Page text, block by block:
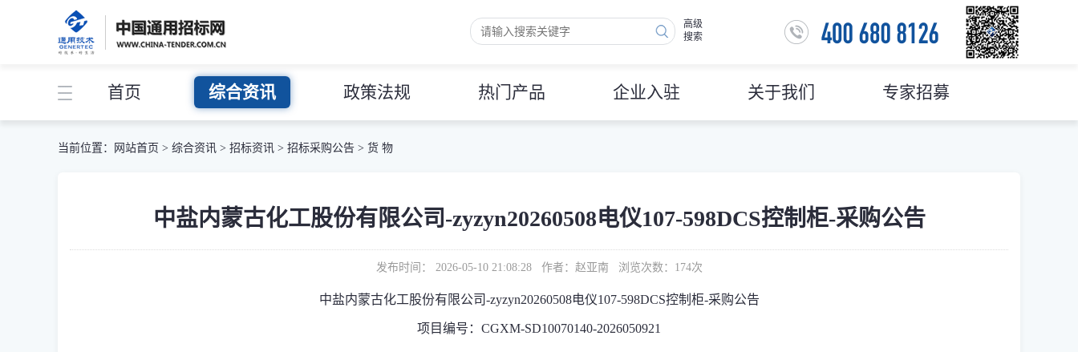
高级
搜索
首页 综合资讯 政策法规 热门产品 企业入驻 关于我们 专家招募
当前位置： 网站首页 > 综合资讯 > 招标资讯 > 招标采购公告 > 货 物
中盐内蒙古化工股份有限公司-zyzyn20260508电仪107-598DCS控制柜-采购公告
发布时间： 2026-05-10 21:08:28 作者：赵亚南 浏览次数： 174次
中盐内蒙古化工股份有限公司-zyzyn20260508电仪107-598DCS控制柜-采购公告
项目编号：CGXM-SD10070140-2026050921